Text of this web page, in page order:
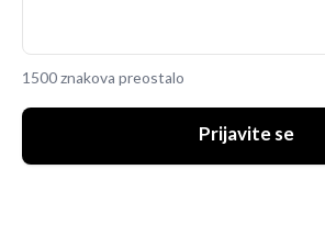
1500 znakova preostalo
Prijavite se